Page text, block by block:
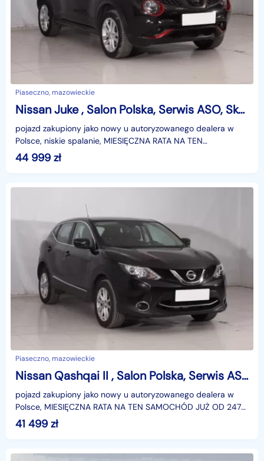
Piaseczno, mazowieckie
Nissan Juke , Salon Polska, Serwis ASO, Skóra, Navi, Klimatronic,
pojazd zakupiony jako nowy u autoryzowanego dealera w
Polsce, niskie spalanie, MIESIĘCZNA RATA NA TEN
SAMOCHÓD JUŻ OD 268 PLN*Podana w ogłoszeniu
lokalizacja p
44 999 zł
Piaseczno, mazowieckie
Nissan Qashqai II , Salon Polska, Serwis ASO, Klimatronic, Tempomat, Parktronic
pojazd zakupiony jako nowy u autoryzowanego dealera w
Polsce, MIESIĘCZNA RATA NA TEN SAMOCHÓD JUŻ OD 247
PLN*Podana w ogłoszeniu lokalizacja pojazdu jest aktua
41 499 zł